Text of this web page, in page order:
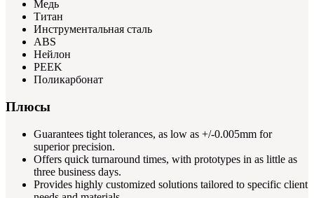
Медь
Титан
Инструментальная сталь
ABS
Нейлон
PEEK
Поликарбонат
Плюсы
Guarantees tight tolerances, as low as +/-0.005mm for
superior precision.
Offers quick turnaround times, with prototypes in as little as
three business days.
Provides highly customized solutions tailored to specific client